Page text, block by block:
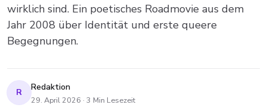
wirklich sind. Ein poetisches Roadmovie aus dem
Jahr 2008 über Identität und erste queere
Begegnungen.
R Redaktion
29. April 2026 · 3 Min Lesezeit